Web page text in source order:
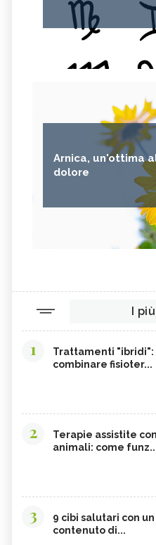
Arnica, un'ottima
dolore
I
1
Trattamenti "ibridi":
combinare fisioter...
2
Terapie assistite con
animali: come
3
9 cibi salutari con
contenuto di...